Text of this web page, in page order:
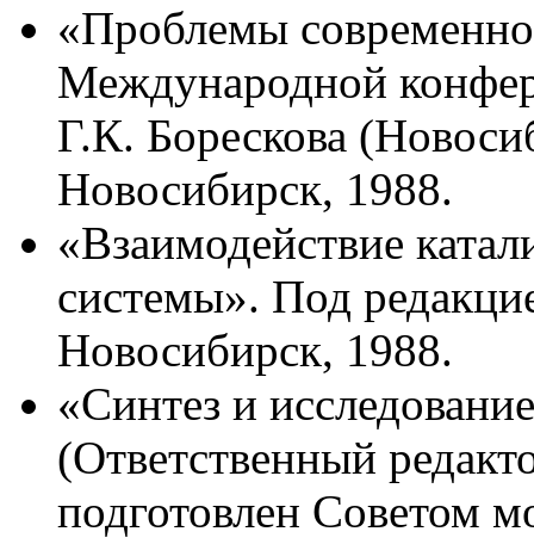
«Проблемы
Международной
Г.К. Борескова
Новосибирск, 1988.
«Взаимодействие
системы». Под
Новосибирск, 1988.
«Синтез и
(Ответственный
подготовлен